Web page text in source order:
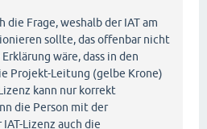
Frage, weshalb der IAT am
sollte, das offenbar nicht
wäre, dass in den
Projekt-Leitung (gelbe Krone)
kann nur korrekt
die Person mit der
Lizenz auch die